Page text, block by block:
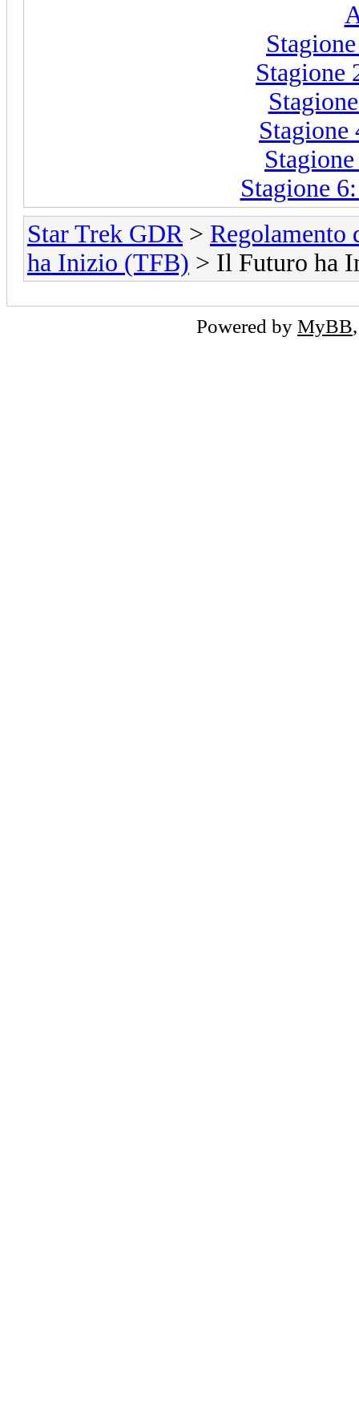
Stagione
Stagione
Stagione
Star Trek GDR> Regolamento
ha Inizio (TFB) > Il Futuro ha
Powered by MyBB